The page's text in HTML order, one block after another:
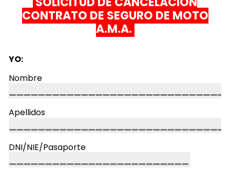
CONTRATO DE SEGURO DE MOTO
A.M.A.
YO:
Nombre
Apellidos
DNI/NIE/Pasaporte